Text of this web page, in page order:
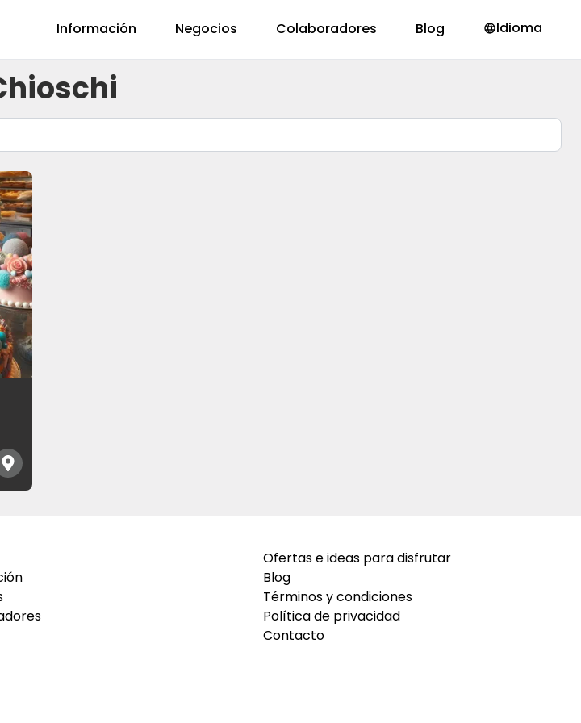
Información Negocios Colaboradores Blog Idioma
Ofertas e ideas para disfrutar
Blog
Términos y condiciones
Política de privacidad
Contacto